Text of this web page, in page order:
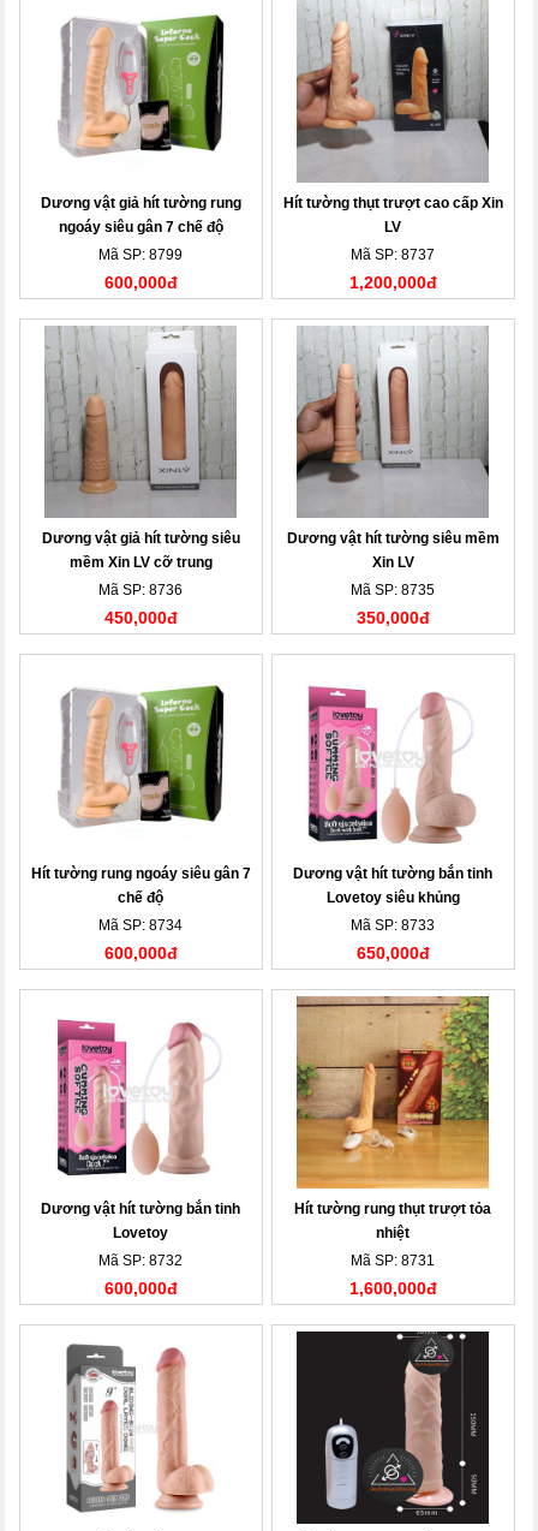
Dương vật giả hít tường rung
ngoáy siêu gân 7 chế độ
Mã SP: 8799
600,000đ
Hít tường thụt trượt cao cấp Xin
LV
Mã SP: 8737
1,200,000đ
Dương vật giả hít tường siêu
mềm Xin LV cỡ trung
Mã SP: 8736
450,000đ
Dương vật hít tường siêu mềm
Xin LV
Mã SP: 8735
350,000đ
Hít tường rung ngoáy siêu gân 7
chế độ
Mã SP: 8734
600,000đ
Dương vật hít tường bắn tinh
Lovetoy siêu khủng
Mã SP: 8733
650,000đ
Dương vật hít tường bắn tinh
Lovetoy
Mã SP: 8732
600,000đ
Hít tường rung thụt trượt tỏa
nhiệt
Mã SP: 8731
1,600,000đ